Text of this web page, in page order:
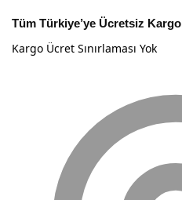
Tüm Türkiye’ye Ücretsiz Kargo
Kargo Ücret Sınırlaması Yok